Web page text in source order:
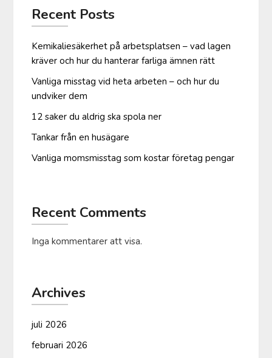
Recent Posts
Kemikaliesäkerhet på arbetsplatsen – vad lagen
kräver och hur du hanterar farliga ämnen rätt
Vanliga misstag vid heta arbeten – och hur du
undviker dem
12 saker du aldrig ska spola ner
Tankar från en husägare
Vanliga moms­misstag som kostar företag pengar
Recent Comments
Inga kommentarer att visa.
Archives
juli 2026
februari 2026